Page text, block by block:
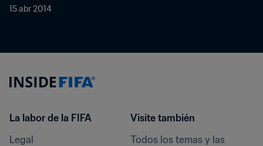
15 abr 2014
La labor de la FIFA
Legal
Visite también
Todos los temas y las